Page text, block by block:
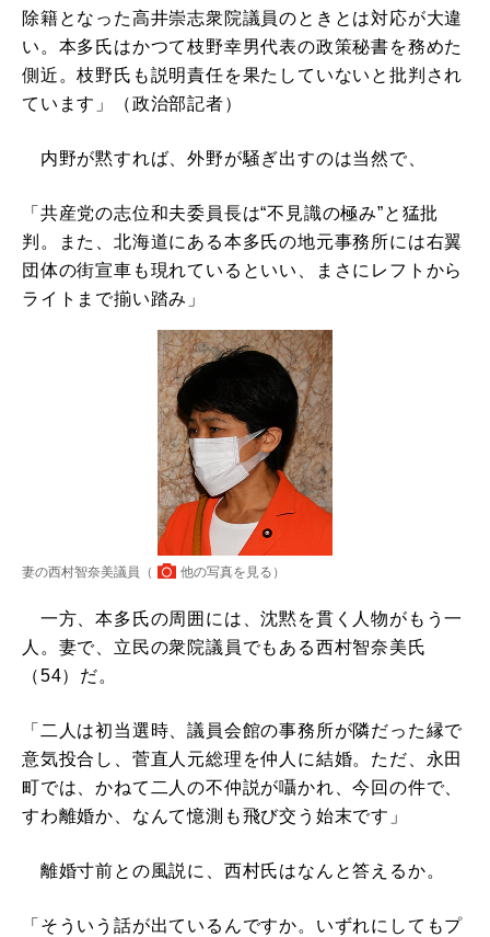
除籍となった高井崇志衆院議員のときとは対応が大違
い。本多氏はかつて枝野幸男代表の政策秘書を務めた
側近。枝野氏も説明責任を果たしていないと批判され
ています」（政治部記者）
内野が黙すれば、外野が騒ぎ出すのは当然で、
「共産党の志位和夫委員長は“不見識の極み”と猛批
判。また、北海道にある本多氏の地元事務所には右翼
団体の街宣車も現れているといい、まさにレフトから
ライトまで揃い踏み」
妻の西村智奈美議員（ 他の写真を見る ）
一方、本多氏の周囲には、沈黙を貫く人物がもう一
人。妻で、立民の衆院議員でもある西村智奈美氏
（54）だ。
「二人は初当選時、議員会館の事務所が隣だった縁で
意気投合し、菅直人元総理を仲人に結婚。ただ、永田
町では、かねて二人の不仲説が囁かれ、今回の件で、
すわ離婚か、なんて憶測も飛び交う始末です」
離婚寸前との風説に、西村氏はなんと答えるか。
「そういう話が出ているんですか。いずれにしてもプ